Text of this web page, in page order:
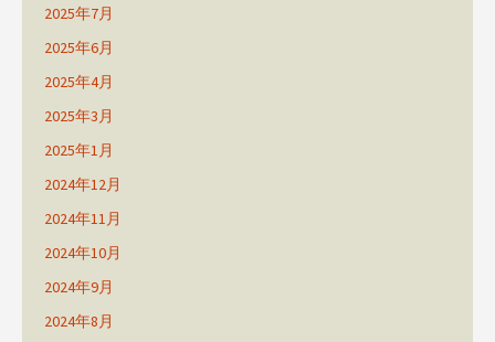
2025年7月
2025年6月
2025年4月
2025年3月
2025年1月
2024年12月
2024年11月
2024年10月
2024年9月
2024年8月